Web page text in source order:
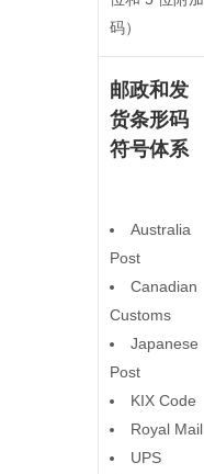
码）
邮政和发
货条形码
符号体系
Australia
Post
Canadian
Customs
Japanese
Post
KIX Code
Royal Mail
UPS